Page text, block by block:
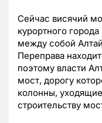
Сейчас висячий
курортного
между собой
Переправа
поэтому власти
мост, дорогу
колонны,
строительству